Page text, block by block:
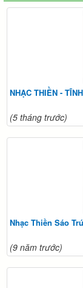
NHẠC THIỀN -
(5 tháng trước)
Nhạc Thiền Sáo
(9 năm trước)